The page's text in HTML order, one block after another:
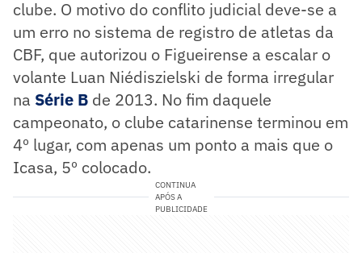
clube. O motivo do conflito judicial deve-se a
um erro no sistema de registro de atletas da
CBF, que autorizou o Figueirense a escalar o
volante Luan Niédiszielski de forma irregular
na Série B de 2013. No fim daquele
campeonato, o clube catarinense terminou em
4º lugar, com apenas um ponto a mais que o
Icasa, 5º colocado.
CONTINUA
APÓS A
PUBLICIDADE